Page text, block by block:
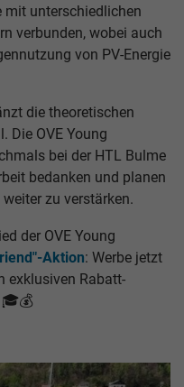
mit unterschiedlichen
verbunden, wobei auch
von PV-Energie
die theoretischen
Die OVE Young
bei der HTL Bulme
bedanken und planen
zu verstärken.
der OVE Young
Aktion: Werbe jetzt
exklusiven Rabatt-
🎓💰